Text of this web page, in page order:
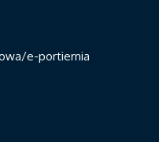
e-portiernia